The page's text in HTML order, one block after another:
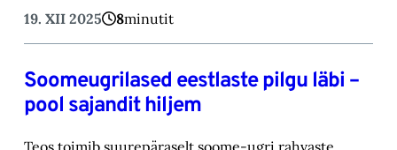
19. XII 2025 8minutit
Soomeugrilased eestlaste pilgu läbi –
pool sajandit hiljem